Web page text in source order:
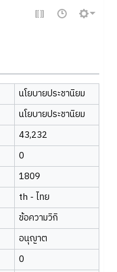
นโยบายประชานิยม
นโยบายประชานิยม
43,232
0
1809
th - ไทย
ข้อความวิกิ
อนุญาต
0